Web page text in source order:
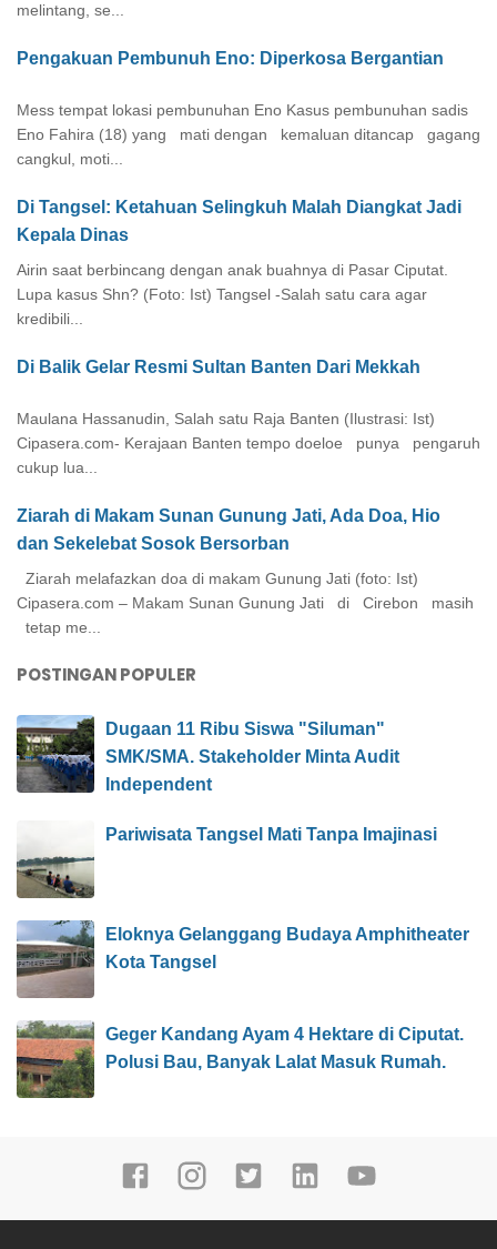
melintang, se...
Pengakuan Pembunuh Eno: Diperkosa Bergantian
Mess tempat lokasi pembunuhan Eno Kasus pembunuhan sadis
Eno Fahira (18) yang mati dengan kemaluan ditancap gagang
cangkul, moti...
Di Tangsel: Ketahuan Selingkuh Malah Diangkat Jadi
Kepala Dinas
Airin saat berbincang dengan anak buahnya di Pasar Ciputat.
Lupa kasus Shn? (Foto: Ist) Tangsel -Salah satu cara agar
kredibili...
Di Balik Gelar Resmi Sultan Banten Dari Mekkah
Maulana Hassanudin, Salah satu Raja Banten (Ilustrasi: Ist)
Cipasera.com- Kerajaan Banten tempo doeloe punya pengaruh
cukup lua...
Ziarah di Makam Sunan Gunung Jati, Ada Doa, Hio
dan Sekelebat Sosok Bersorban
Ziarah melafazkan doa di makam Gunung Jati (foto: Ist)
Cipasera.com – Makam Sunan Gunung Jati di Cirebon masih
tetap me...
POSTINGAN POPULER
Dugaan 11 Ribu Siswa "Siluman"
SMK/SMA. Stakeholder Minta Audit
Independent
Pariwisata Tangsel Mati Tanpa Imajinasi
Eloknya Gelanggang Budaya Amphitheater
Kota Tangsel
Geger Kandang Ayam 4 Hektare di Ciputat.
Polusi Bau, Banyak Lalat Masuk Rumah.